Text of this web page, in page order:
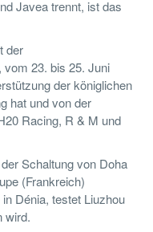
Javea trennt, ist das
der
23. bis 25. Juni
der königlichen
hat und von der
Racing, R & M und
Schaltung von Doha
(Frankreich)
Dénia, testet Liuzhou
wird.